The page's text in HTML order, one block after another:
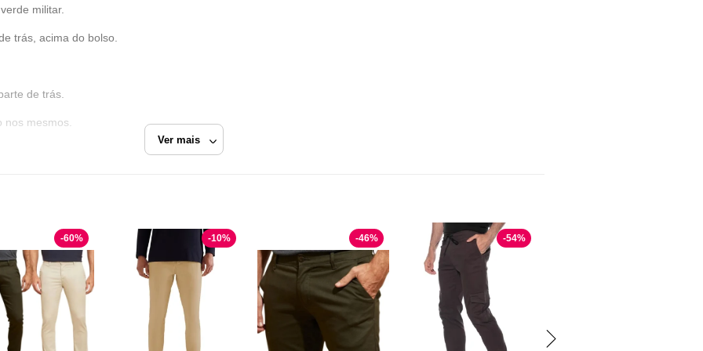
Secret Outlet
Razão Social
SECRET SHOP COMERCIO DE MODA
Ver mais
militar.
trás, acima do bolso.
de trás.
mesmos.
Verde Militar
-60% -10% -46% -54%